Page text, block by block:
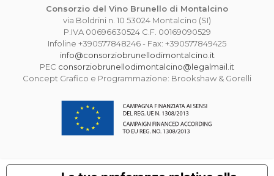
Consorzio del Vino Brunello di Montalcino
via Boldrini n. 10 53024 Montalcino (SI)
P.IVA 00696630524 C.F. 00169090529
Infoline +390577848246 - Fax: +390577849425
info@consorziobrunellodimontalcino.it
PEC consorziobrunellodimontalcino@legalmail.it
Concept Grafico e Programmazione: Brookshaw & Gorelli